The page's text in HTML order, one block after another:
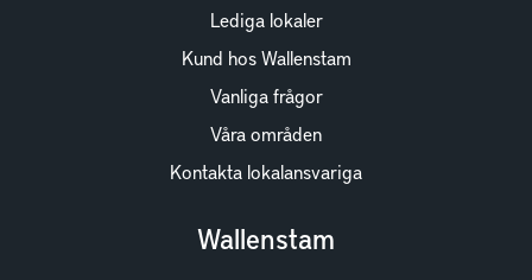
Lediga lokaler
Kund hos Wallenstam
Vanliga frågor
Våra områden
Kontakta lokalansvariga
Wallenstam